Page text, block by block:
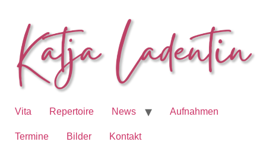
Vita Repertoire News Aufnahmen
Termine Bilder Kontakt